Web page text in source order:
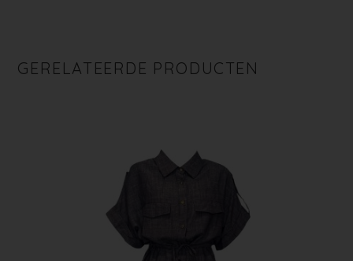
GERELATEERDE PRODUCTEN